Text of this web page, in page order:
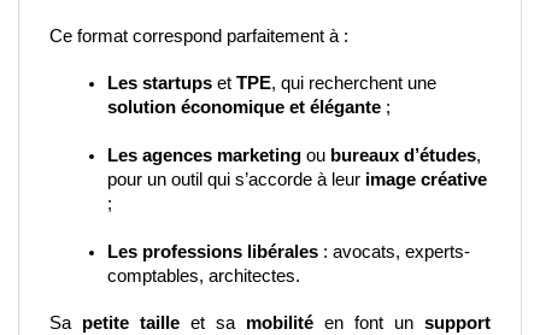
Ce format correspond parfaitement à :
Les startups et TPE
solution économique et élégante ;
Les agences marketing ou bureaux d’études,
pour un outil qui s’accorde à leur image créative
;
Les professions libérales : avocats, experts-
comptables, architectes.
Sa petite taille et sa mobilité en font un support